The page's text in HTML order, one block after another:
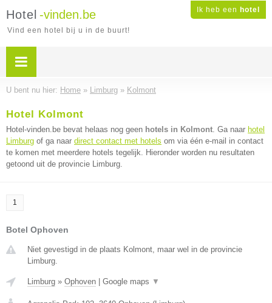
Ik heb een hotel
Hotel -vinden.be
Vind een hotel bij u in de buurt!
U bent nu hier: Home » Limburg » Kolmont
Hotel Kolmont
Hotel-vinden.be bevat helaas nog geen hotels in Kolmont. Ga naar hotel
Limburg of ga naar direct contact met hotels om via één e-mail in contact
te komen met meerdere hotels tegelijk. Hieronder worden nu resultaten
getoond uit de provincie Limburg.
1
Botel Ophoven
Niet gevestigd in de plaats Kolmont, maar wel in de provincie
Limburg.
Limburg » Ophoven Google maps ▼